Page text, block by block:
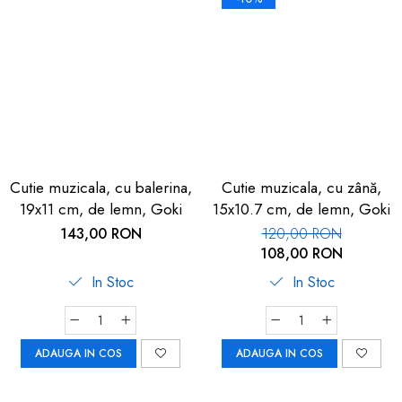
Cutie muzicala, cu balerina,
19x11 cm, de lemn, Goki
143,00 RON
In Stoc
ADAUGA IN COS
Cutie muzicala, cu zână,
15x10.7 cm, de lemn, Goki
120,00 RON
108,00 RON
In Stoc
ADAUGA IN COS